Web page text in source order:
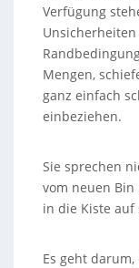
Verfügung
Mengen,
ganz einfach
einbeziehen.
Sie sprechen
vom neuen Bin
in die Kiste auf
Es geht